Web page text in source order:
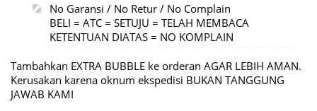
No Garansi / No Retur / No Complain
BELI = ATC = SETUJU = TELAH MEMBACA
KETENTUAN DIATAS = NO KOMPLAIN
Tambahkan EXTRA BUBBLE ke orderan AGAR LEBIH AMAN.
Kerusakan karena oknum ekspedisi BUKAN TANGGUNG
JAWAB KAMI